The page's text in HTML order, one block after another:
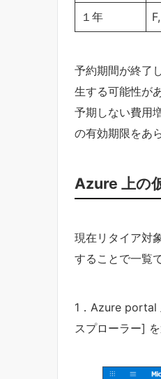
１年
予約期間が終了
生する可能性が
予期しない費用
の有効期限をあ
Azure 上の
現在リタイア対
することで一覧
1．Azure portal
スプローラー] を